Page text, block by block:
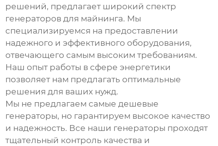
решений, предлагает широкий спектр
генераторов для майнинга. Мы
специализируемся на предоставлении
надежного и эффективного оборудования,
отвечающего самым высоким требованиям.
Наш опыт работы в сфере энергетики
позволяет нам предлагать оптимальные
решения для ваших нужд.
Мы не предлагаем самые дешевые
генераторы, но гарантируем высокое качество
и надежность. Все наши генераторы проходят
тщательный контроль качества и